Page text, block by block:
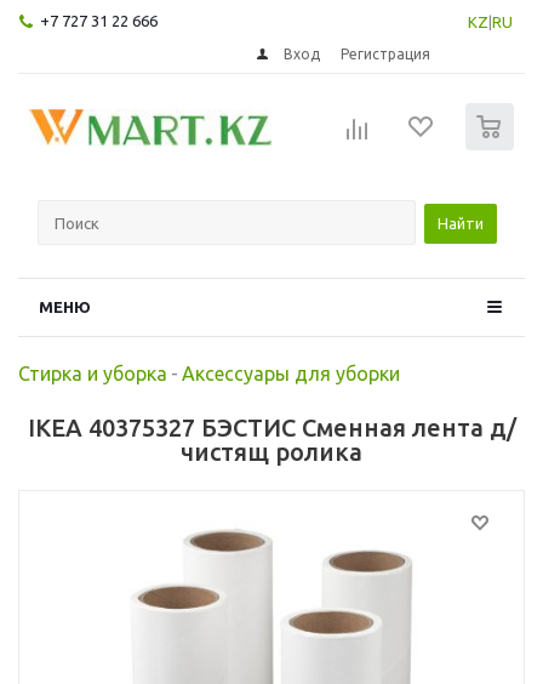
+7 727 31 22 666 KZ RU
Вход Регистрация
Найти
МЕНЮ
Стирка и уборка - Аксессуары для уборки
IKEA 40375327 БЭСТИС Сменная лента д/
чистящ ролика